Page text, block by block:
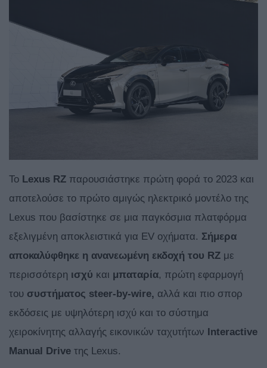
Το Lexus RZ παρουσιάστηκε πρώτη φορά το 2023 και
αποτελούσε το πρώτο αμιγώς ηλεκτρικό μοντέλο της
Lexus που βασίστηκε σε μια παγκόσμια πλατφόρμα
εξελιγμένη αποκλειστικά για EV οχήματα. Σήμερα
αποκαλύφθηκε η ανανεωμένη εκδοχή του RZ με
περισσότερη ισχύ και μπαταρία, πρώτη εφαρμογή
του συστήματος steer-by-wire, αλλά και πιο σπορ
εκδόσεις με υψηλότερη ισχύ και το σύστημα
χειροκίνητης αλλαγής εικονικών ταχυτήτων Interactive
Manual Drive της Lexus.